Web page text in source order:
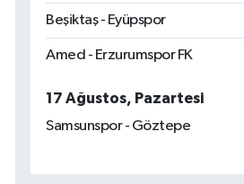
Beşiktaş - Eyüpspor
Amed - Erzurumspor FK
17 Ağustos, Pazartesi
Samsunspor - Göztepe